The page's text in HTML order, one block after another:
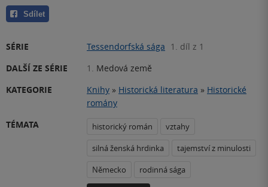
Sdílet
SÉRIE Tessendorfská sága 1. díl z 1
DALŠÍ ZE SÉRIE
1. Medová země
KATEGORIE
Knihy » Historická literatura » Historické
romány
TÉMATA
historický román
vztahy
silná ženská hrdinka
tajemství z minulosti
Německo
rodinná sága